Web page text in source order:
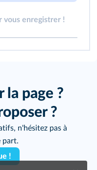
vous enregistrer !
la page ?
?
n'hésitez pas à
part.
!